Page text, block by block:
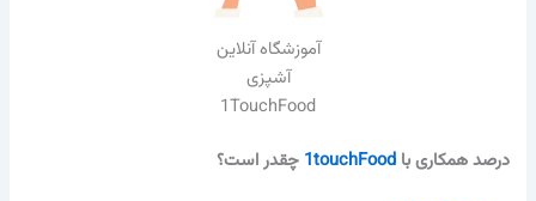
آموزشگاه آنلاین
آشپزی
1TouchFood
درصد همکاری با1touchFood چقدر است؟